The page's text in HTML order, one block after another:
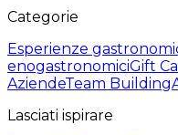
Categorie
Esperienze
enogastronomiciGift
AziendeTeam Building
Lasciati ispirare